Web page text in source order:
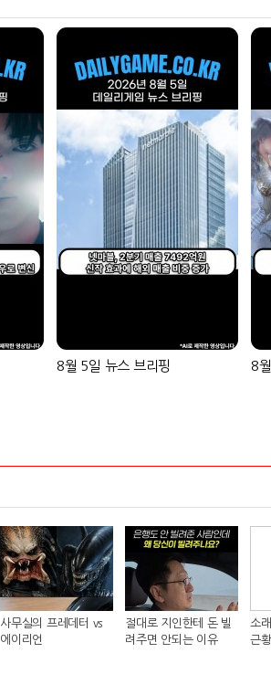
8월 5일 뉴스 브리핑 8
사무실의 프레데터 vs
에이리언
절대로 지인한테 돈 빌
려주면 안되는 이유
소
근